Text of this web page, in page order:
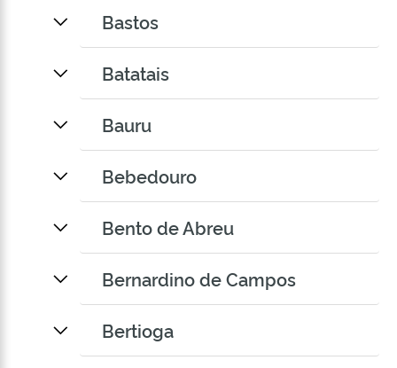
Bastos
Batatais
Bauru
Bebedouro
Bento de Abreu
Bernardino de Campos
Bertioga